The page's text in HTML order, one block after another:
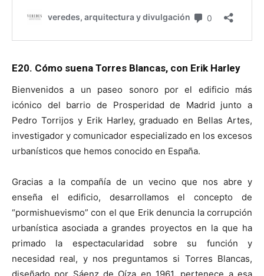
E20. Cómo suena Torres Blancas, con Erik Harley
Bienvenidos a un paseo sonoro por el edificio más
icónico del barrio de Prosperidad de Madrid junto a
Pedro Torrijos y Erik Harley, graduado en Bellas Artes,
investigador y comunicador especializado en los excesos
urbanísticos que hemos conocido en España.
Gracias a la compañía de un vecino que nos abre y
enseña el edificio, desarrollamos el concepto de
“pormishuevismo” con el que Erik denuncia la corrupción
urbanística asociada a grandes proyectos en la que ha
primado la espectacularidad sobre su función y
necesidad real, y nos preguntamos si Torres Blancas,
diseñado por Sáenz de Oíza en 1961, pertenece a esa